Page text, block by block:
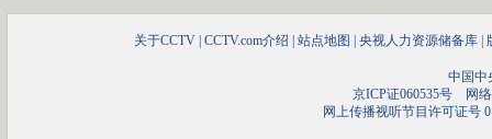
关于CCTV CCTV.com介绍 站点地图 央视人力资源储备库
中国中
京ICP证060535号网络
网上传播视听节目许可证号